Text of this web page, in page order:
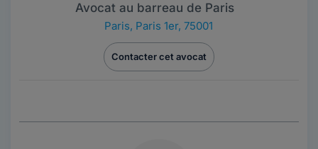
Avocat au barreau de Paris
Paris, Paris 1er, 75001
Contacter cet avocat